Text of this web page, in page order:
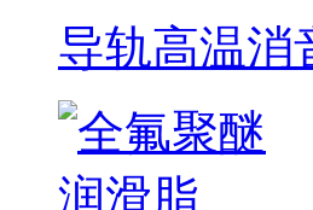
导轨高温消